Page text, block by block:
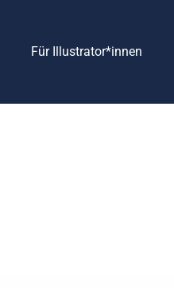
Für Illustrator*innen